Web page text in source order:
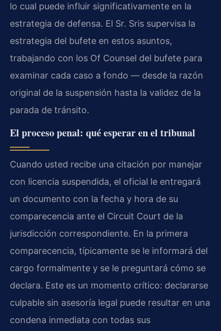
lo cual puede influir significativamente en la
estrategia de defensa. El Sr. Sris supervisa la
estrategia del bufete en estos asuntos,
trabajando con los Of Counsel del bufete para
examinar cada caso a fondo — desde la razón
original de la suspensión hasta la validez de la
parada de tránsito.
El proceso penal: qué esperar en el tribunal
Cuando usted recibe una citación por manejar
con licencia suspendida, el oficial le entregará
un documento con la fecha y hora de su
comparecencia ante el Circuit Court de la
jurisdicción correspondiente. En la primera
comparecencia, típicamente se le informará del
cargo formalmente y se le preguntará cómo se
declara. Este es un momento crítico: declararse
culpable sin asesoría legal puede resultar en una
condena inmediata con todas sus